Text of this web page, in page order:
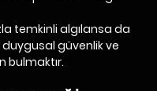
temkinli algılansa da
duygusal güvenlik ve
bulmaktır.